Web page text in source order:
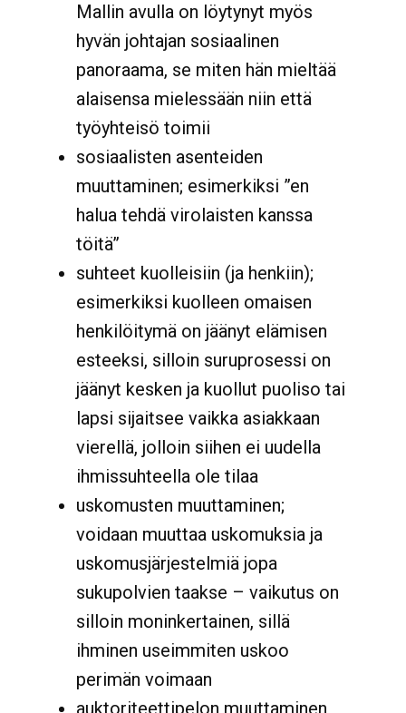
Mallin avulla on löytynyt myös
hyvän johtajan sosiaalinen
panoraama, se miten hän mieltää
alaisensa mielessään niin että
työyhteisö toimii
sosiaalisten asenteiden
muuttaminen; esimerkiksi ”en
halua tehdä virolaisten kanssa
töitä”
suhteet kuolleisiin (ja henkiin);
esimerkiksi kuolleen omaisen
henkilöitymä on jäänyt elämisen
esteeksi, silloin suruprosessi on
jäänyt kesken ja kuollut puoliso tai
lapsi sijaitsee vaikka asiakkaan
vierellä, jolloin siihen ei uudella
ihmissuhteella ole tilaa
uskomusten muuttaminen;
voidaan muuttaa uskomuksia ja
uskomusjärjestelmiä jopa
sukupolvien taakse – vaikutus on
silloin moninkertainen, sillä
ihminen useimmiten uskoo
perimän voimaan
auktoriteettipelon muuttaminen